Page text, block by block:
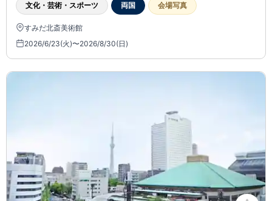
文化・芸術・スポーツ 両国 会場写真
すみだ北斎美術館
2026/6/23(火)〜2026/8/30(日)